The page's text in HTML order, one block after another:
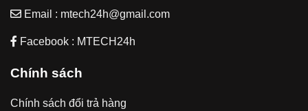
Email : mtech24h@gmail.com
Facebook : MTECH24h
Chính sách
Chính sách đổi trả hàng